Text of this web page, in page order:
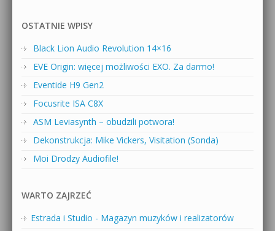
OSTATNIE WPISY
Black Lion Audio Revolution 14×16
EVE Origin: więcej możliwości EXO. Za darmo!
Eventide H9 Gen2
Focusrite ISA C8X
ASM Leviasynth – obudzili potwora!
Dekonstrukcja: Mike Vickers, Visitation (Sonda)
Moi Drodzy Audiofile!
WARTO ZAJRZEĆ
Estrada i Studio - Magazyn muzyków i realizatorów